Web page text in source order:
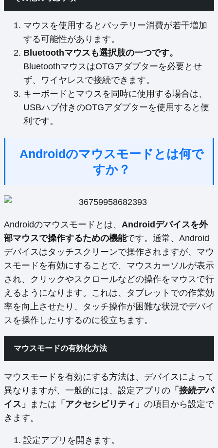
マウスを使用するとバッテリー消費が若干増加
する可能性があります。
Bluetoothマウスも選択肢の一つです。
BluetoothマウスはOTGアダプターを必要とせ
ず、ワイヤレスで接続できます。
キーボードとマウスを同時に使用する場合は、
USBハブ付きのOTGアダプターを使用すると便
利です。
Androidのマウスモードとは何で
すか？
Androidのマウスモードとは、 Androidデバイスを外
部マウスで操作するための機能です。通常、Android
デバイスはタッチスクリーンで操作されますが、マウ
スモードを有効にすることで、マウスカーソルが表示
され、クリックやスクロールなどの操作をマウスで行
えるようになります。これは、タブレットでの作業効
率を向上させたり、タッチ操作が困難な状況でデバイ
スを操作したりするのに役立ちます。
マウスモードの有効化方法
マウスモードを有効にする方法は、デバイスによって
異なりますが、一般的には、設定アプリの 「接続デバ
イス」
または 「アクセシビリティ」 の項目から設定で
きます。
設定アプリを開きます。